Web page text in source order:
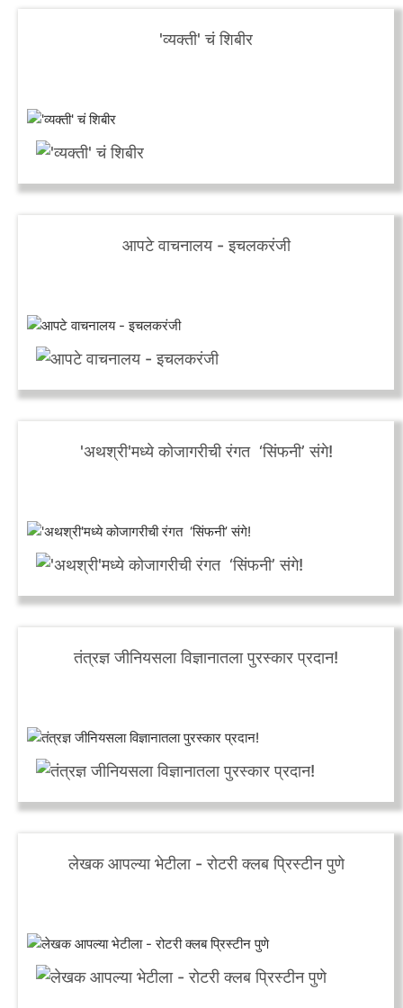
'व्यक्ती' चं शिबीर
आपटे वाचनालय - इचलकरंजी
'अथश्री'मध्ये कोजागरीची रंगत ‘सिंफनी’ संगे!
तंत्रज्ञ जीनियसला विज्ञानातला पुरस्कार प्रदान!
लेखक आपल्या भेटीला - रोटरी क्लब प्रिस्टीन पुणे